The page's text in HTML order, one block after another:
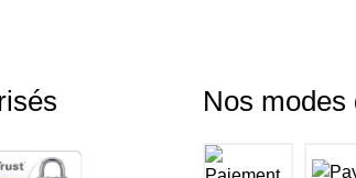
Nos modes